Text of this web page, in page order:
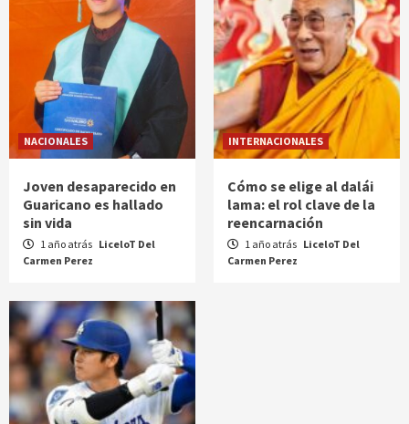
NACIONALES
Joven desaparecido en
Guaricano es hallado
sin vida
1 año atrás LiceloT Del
Carmen Perez
INTERNACIONALES
Cómo se elige al dalái
lama: el rol clave de la
reencarnación
1 año atrás LiceloT Del
Carmen Perez